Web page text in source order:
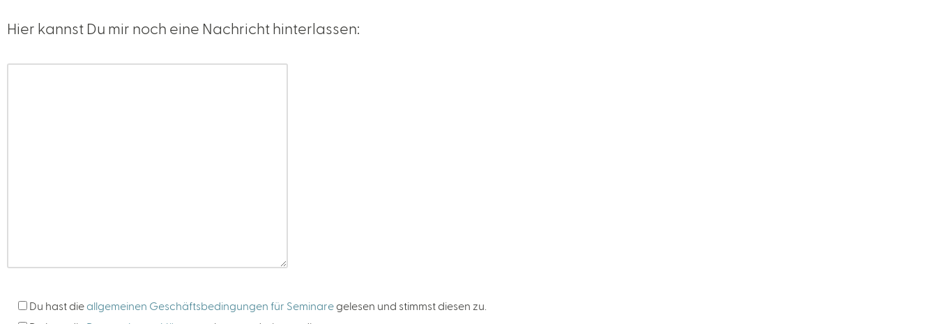
Hier kannst Du mir noch eine Nachricht hinterlassen:
Du hast die allgemeinen Geschäftsbedingungen für Seminare gelesen und stimmst diesen zu.